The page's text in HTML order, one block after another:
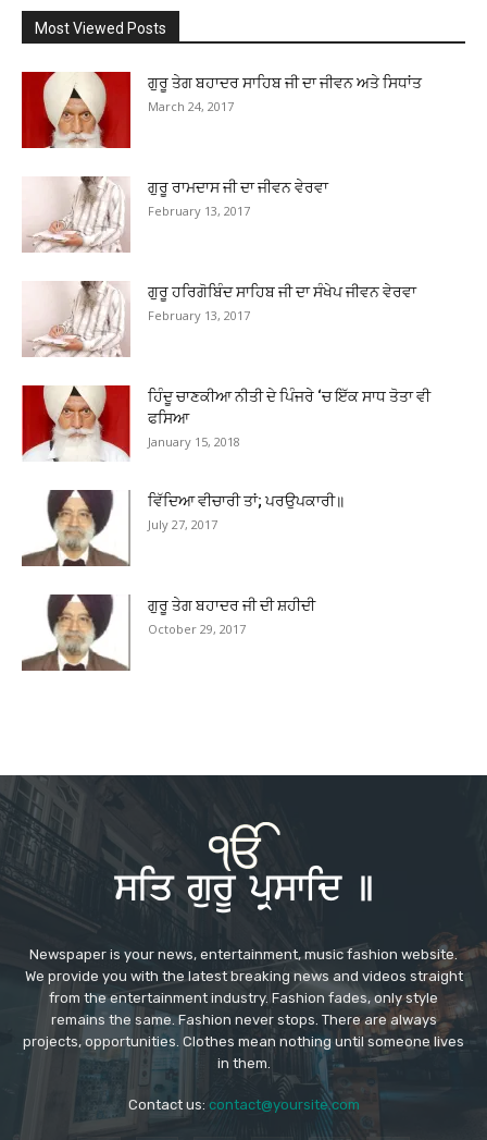
Most Viewed Posts
ਗੁਰੂ ਤੇਗ ਬਹਾਦਰ ਸਾਹਿਬ ਜੀ ਦਾ ਜੀਵਨ ਅਤੇ ਸਿਧਾਂਤ
March 24, 2017
ਗੁਰੂ ਰਾਮਦਾਸ ਜੀ ਦਾ ਜੀਵਨ ਵੇਰਵਾ
February 13, 2017
ਗੁਰੂ ਹਰਿਗੋਬਿੰਦ ਸਾਹਿਬ ਜੀ ਦਾ ਸੰਖੇਪ ਜੀਵਨ ਵੇਰਵਾ
February 13, 2017
ਹਿੰਦੂ ਚਾਣਕੀਆ ਨੀਤੀ ਦੇ ਪਿੰਜਰੇ ‘ਚ ਇੱਕ ਸਾਧ ਤੋਤਾ ਵੀ
ਫਸਿਆ
January 15, 2018
ਵਿੱਦਿਆ ਵੀਚਾਰੀ ਤਾਂ; ਪਰਉਪਕਾਰੀ॥
July 27, 2017
ਗੁਰੂ ਤੇਗ ਬਹਾਦਰ ਜੀ ਦੀ ਸ਼ਹੀਦੀ
October 29, 2017
Newspaper is your news, entertainment, music fashion website.
We provide you with the latest breaking news and videos straight
from the entertainment industry. Fashion fades, only style
remains the same. Fashion never stops. There are always
projects, opportunities. Clothes mean nothing until someone lives
in them.
Contact us: contact@yoursite.com